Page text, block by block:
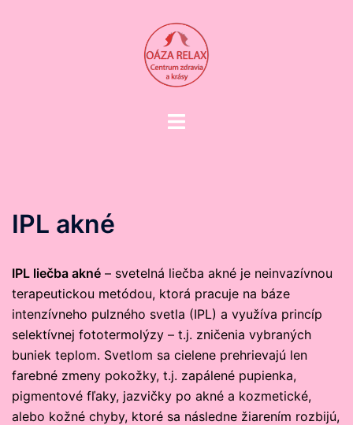
Toggle
IPL akné
IPL liečba akné – svetelná liečba akné je neinvazívnou
terapeutickou metódou, ktorá pracuje na báze
intenzívneho pulzného svetla (IPL) a využíva princíp
selektívnej fototermolýzy – t.j. zničenia vybraných
buniek teplom. Svetlom sa cielene prehrievajú len
farebné zmeny pokožky, t.j. zapálené pupienka,
pigmentové fľaky, jazvičky po akné a kozmetické,
alebo kožné chyby, ktoré sa následne žiarením rozbijú,